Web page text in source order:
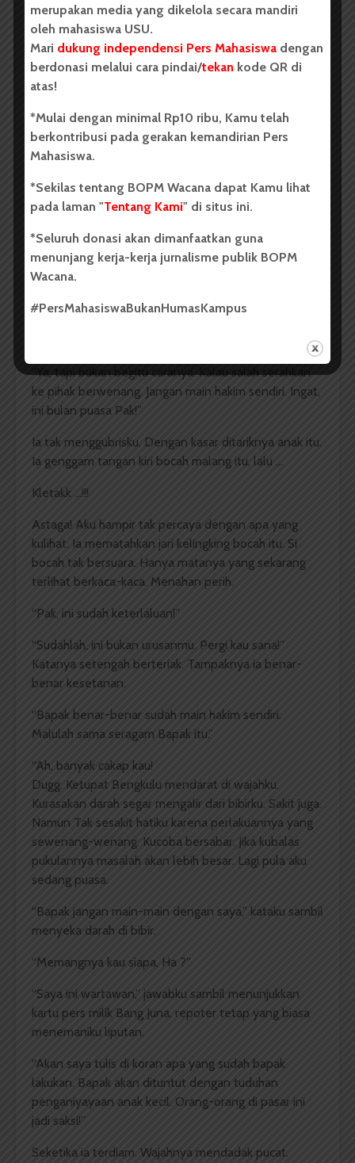
menimpali.
“Iya, yang kayak gini jangan dibiarin merajalela,” yang
lain ikut menyahut.
kepanikan luar biasa. Sadar dan khawatir apa yang
akan terjadi, aku beranikan diri menghampiri mereka.
kerumuan.
salah satu komplotannya.”
“Jangan salah paham, Pak. Saya cuma nggak mau ada
“Ya, tapi bukan begitu caranya. Kalau salah serahkan
ke pihak berwenang. Jangan main hakim sendiri. Ingat,
ini bulan puasa Pak!”
Ia tak menggubrisku. Dengan kasar ditariknya anak itu.
Ia genggam tangan kiri bocah malang itu, lalu …
Kletakk …!!!
Astaga! Aku hampir tak percaya dengan apa yang
kulihat. Ia mematahkan jari kelingking bocah itu. Si
bocah tak bersuara. Hanya matanya yang sekarang
terlihat berkaca-kaca. Menahan perih.
“Pak, ini sudah keterlaluan!”
“Sudahlah, ini bukan urusanmu. Pergi kau sana!”
Katanya setengah berteriak. Tampaknya ia benar-
benar kesetanan.
“Bapak benar-benar sudah main hakim sendiri.
Malulah sama seragam Bapak itu.”
“Ah, banyak cakap kau!
Dugg. Ketupat Bengkulu mendarat di wajahku.
Kurasakan darah segar mengalir dari bibirku. Sakit juga.
Namun Tak sesakit hatiku karena perlakuannya yang
sewenang-wenang. Kucoba bersabar. Jika kubalas
pukulannya masalah akan lebih besar. Lagi pula aku
sedang puasa.
“Bapak jangan main-main dengan saya,” kataku sambil
menyeka darah di bibir.
“Memangnya kau siapa, Ha ?”
“Saya ini wartawan,” jawabku sambil menunjukkan
kartu pers milik Bang Juna, repoter tetap yang biasa
menemaniku liputan.
“Akan saya tulis di koran apa yang sudah bapak
lakukan. Bapak akan dituntut dengan tuduhan
penganiyayaan anak kecil. Orang-orang di pasar ini
jadi saksi!”
Seketika ia terdiam. Wajahnya mendadak pucat.
merupakan media yang dikelola secara mandiri
oleh mahasiswa USU.
Mari dukung independensi Pers Mahasiswa dengan
berdonasi melalui cara pindai/tekan kode QR di
atas!
*Mulai dengan minimal Rp10 ribu, Kamu telah
berkontribusi pada gerakan kemandirian Pers
Mahasiswa.
*Sekilas tentang BOPM Wacana dapat Kamu lihat
pada laman "Tentang Kami" di situs ini.
*Seluruh donasi akan dimanfaatkan guna
menunjang kerja-kerja jurnalisme publik BOPM
Wacana.
#PersMahasiswaBukanHumasKampus